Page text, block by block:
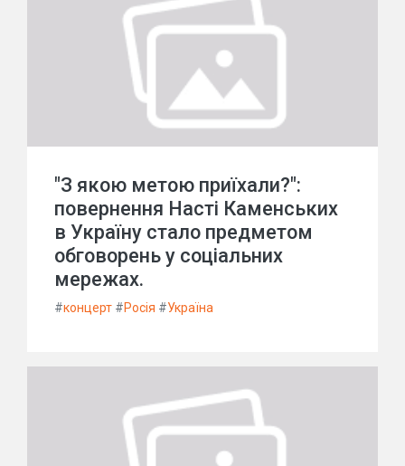
"З якою метою приїхали?":
повернення Насті Каменських
в Україну стало предметом
обговорень у соціальних
мережах.
#концерт #Росія #Україна